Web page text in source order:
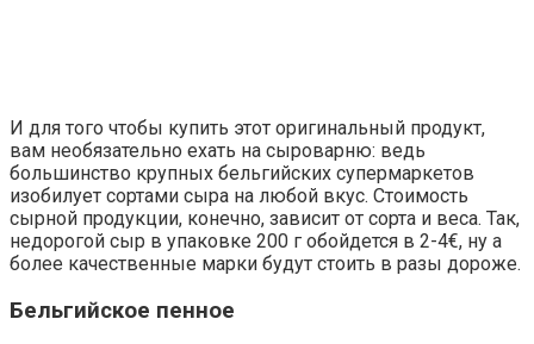
И для того чтобы купить этот оригинальный продукт,
вам необязательно ехать на сыроварню: ведь
большинство крупных бельгийских супермаркетов
изобилует сортами сыра на любой вкус. Стоимость
сырной продукции, конечно, зависит от сорта и веса. Так,
недорогой сыр в упаковке 200 г обойдется в 2-4€, ну а
более качественные марки будут стоить в разы дороже.
Бельгийское пенное